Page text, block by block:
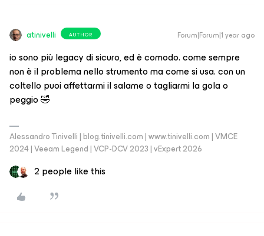
atinivelli AUTHOR Forum|Forum|1 year ago
io sono più legacy di sicuro, ed è comodo. come sempre
non è il problema nello strumento ma come si usa. con un
coltello puoi affettarmi il salame o tagliarmi la gola o
peggio 🤣
Alessandro Tinivelli | blog.tinivelli.com | www.tinivelli.com | VMCE
2024 | Veeam Legend | VCP-DCV 2023 | vExpert 2026
2 people like this